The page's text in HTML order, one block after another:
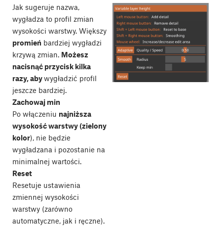
Jak sugeruje nazwa,
wygładza to profil zmian
wysokości warstwy. Większy
promień bardziej wygładzi
krzywą zmian. Możesz
nacisnąć przycisk kilka
razy, abywygładzić profil
jeszcze bardziej.
Zachowaj min
Po włączeniu najniższa
wysokość warstwy (zielony
kolor), nie będzie
wygładzana i pozostanie na
minimalnej wartości.
Reset
Resetuje ustawienia
zmiennej wysokości
warstwy (zarówno
automatyczne, jak i ręczne).